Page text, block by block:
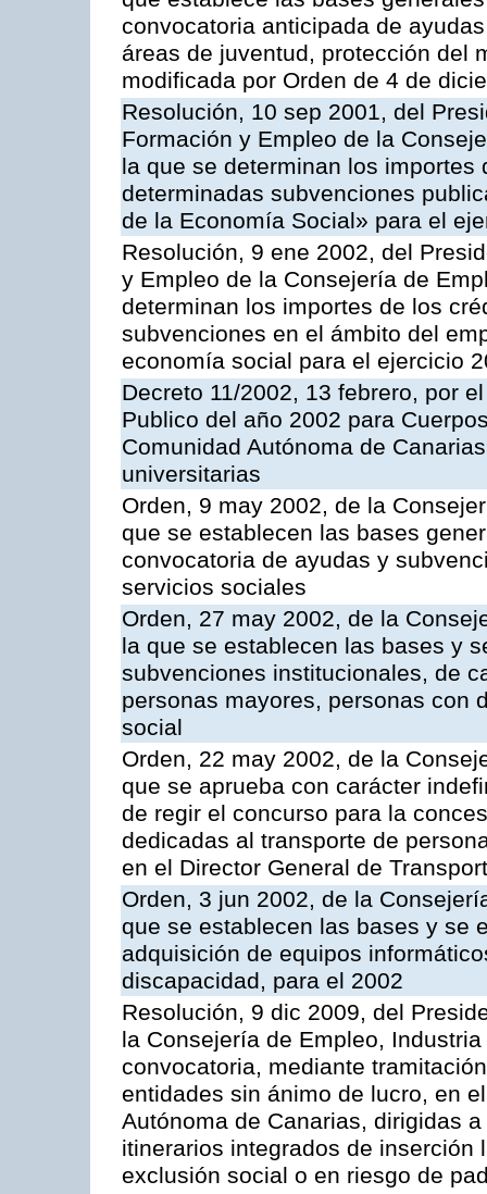
convocatoria anticipada de
áreas de juventud, protección del
modificada por Orden de 4 de
Resolución, 10 sep 2001, del
Formación y Empleo de la
la que se determinan los
determinadas subvenciones
de la Economía Social» para el
Resolución, 9 ene 2002, del
y Empleo de la Consejería de
determinan los importes de los
subvenciones en el ámbito del
economía social para el ejercicio
Decreto 11/2002, 13 febrero, por
Publico del año 2002 para
Comunidad Autónoma de
universitarias
Orden, 9 may 2002, de la
que se establecen las bases
convocatoria de ayudas y
servicios sociales
Orden, 27 may 2002, de la
la que se establecen las bases y
subvenciones institucionales, de
personas mayores, personas con
social
Orden, 22 may 2002, de la
que se aprueba con carácter
de regir el concurso para la
dedicadas al transporte de
en el Director General de
Orden, 3 jun 2002, de la
que se establecen las bases y se
adquisición de equipos
discapacidad, para el 2002
Resolución, 9 dic 2009, del
la Consejería de Empleo,
convocatoria, mediante
entidades sin ánimo de lucro, en
Autónoma de Canarias, dirigidas
itinerarios integrados de
exclusión social o en riesgo de